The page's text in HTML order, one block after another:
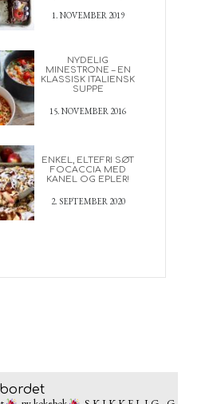
1. NOVEMBER 2019
NYDELIG
MINESTRONE – EN
KLASSISK ITALIENSK
SUPPE
15. NOVEMBER 2016
ENKEL, ELTEFRI SØT
FOCACCIA MED
KANEL OG EPLER!
2. SEPTEMBER 2020